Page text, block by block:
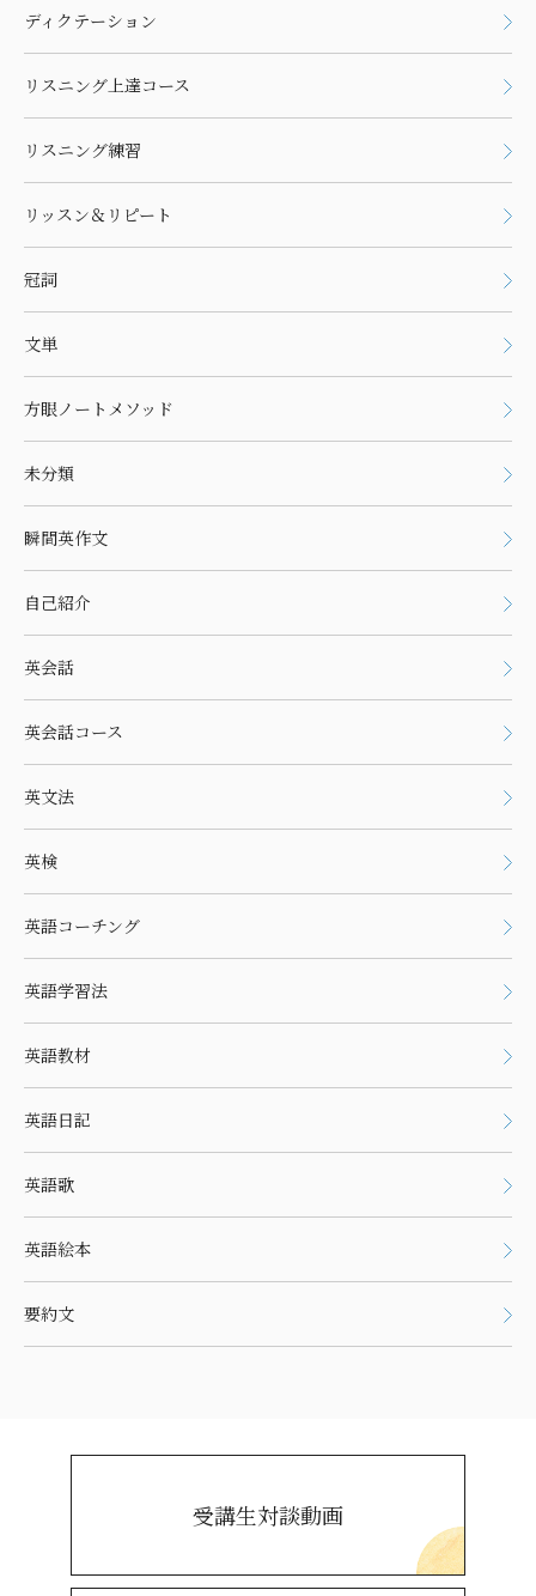
ディクテーション
リスニング上達コース
リスニング練習
リッスン＆リピート
冠詞
文単
方眼ノートメソッド
未分類
瞬間英作文
自己紹介
英会話
英会話コース
英文法
英検
英語コーチング
英語学習法
英語教材
英語日記
英語歌
英語絵本
要約文
受講生対談動画